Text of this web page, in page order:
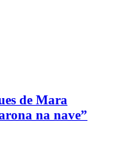
de Mara
na nave”